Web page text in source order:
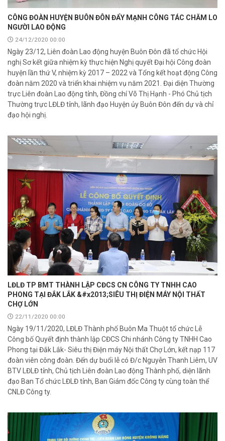
CÔNG ĐOÀN HUYỆN BUÔN ĐÔN ĐẨY MẠNH CÔNG TÁC CHĂM LO
NGƯỜI LAO ĐỘNG
24/12/2020 00:00
Ngày 23/12, Liên đoàn Lao động huyện Buôn Đôn đã tổ chức Hội
nghị Sơ kết giữa nhiệm kỳ thực hiện Nghị quyết Đại hội Công đoàn
huyện lần thứ V, nhiệm kỳ 2017 – 2022 và Tổng kết hoạt động Công
đoàn năm 2020 và triển khai nhiệm vụ năm 2021. Đại diện Thường
trực Liên đoàn Lao động tỉnh, Đồng chí Võ Thị Hạnh - Phó Chủ tịch
Thường trực LĐLĐ tỉnh, lãnh đạo Huyện ủy Buôn Đôn đến dự và chỉ
đạo hội nghị.
LĐLĐ TP BMT THÀNH LẬP CĐCS CN CÔNG TY TNHH CAO
PHONG TẠI ĐẮK LẮK &#x2013;SIÊU THỊ ĐIỆN MÁY NỘI THẤT
CHỢ LỚN
22/11/2020 00:00
Ngày 19/11/2020, LĐLĐ Thành phố Buôn Ma Thuột tổ chức Lễ
Công bố Quyết định thành lập CĐCS Chi nhánh Công ty TNHH Cao
Phong tại Đắk Lắk- Siêu thị Điện máy Nội thất Chợ Lớn, kết nạp 117
đoàn viên công đoàn. Đến dự buổi lễ có Đ/c Nguyễn Thanh Liêm, UV
BTV LĐLĐ tỉnh, Chủ tịch Liên đoàn Lao động Thành phố, diện lãnh
đạo Ban Tổ chức LĐLĐ tỉnh, Ban Giám đốc Công ty cùng toàn thể
CNLĐ Công ty.